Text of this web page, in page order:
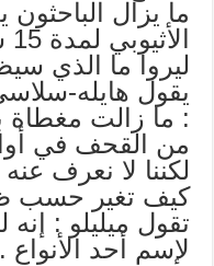
ما يزال
ليروا ما الذي
يقول هايله-
: ما زالت مغطاة
من القحف في
لكننا لا نعرف
كيف تغير حسب
تقول ميليلو :
لإسم أحد الأنواع .